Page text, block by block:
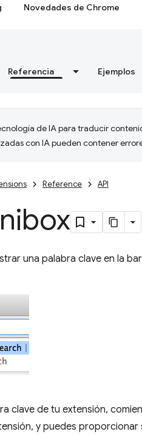
Novedades de Chrome
Referencia Ejemplos
de IA para traducir
con IA pueden contener
Reference API
una palabra clave en la
clave de tu extensión,
y puedes